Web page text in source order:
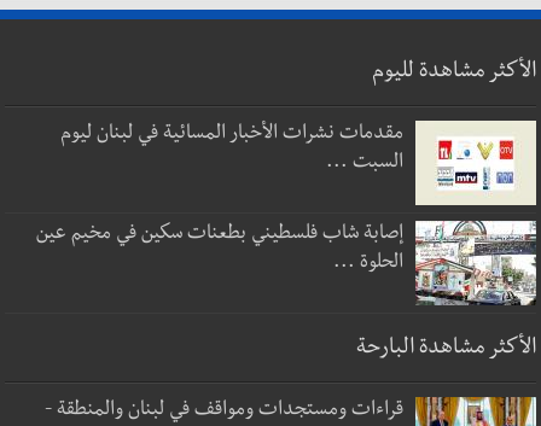
الأكثر مشاهدة لليوم
مقدمات نشرات الأخبار المسائية في لبنان ليوم
السبت ...
إصابة شاب فلسطيني بطعنات سكين في مخيم عين
الحلوة ...
الأكثر مشاهدة البارحة
قراءات ومستجدات ومواقف في لبنان والمنطقة -